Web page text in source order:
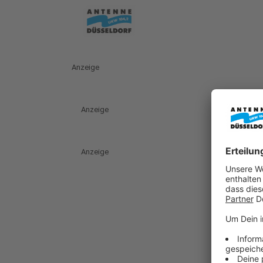
Anzeige
Anzeige
Anzeige